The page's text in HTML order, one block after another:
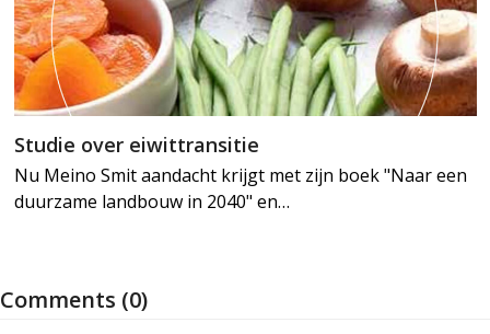
Studie over eiwittransitie
Nu Meino Smit aandacht krijgt met zijn boek "Naar een
duurzame landbouw in 2040" en…
Comments (0)